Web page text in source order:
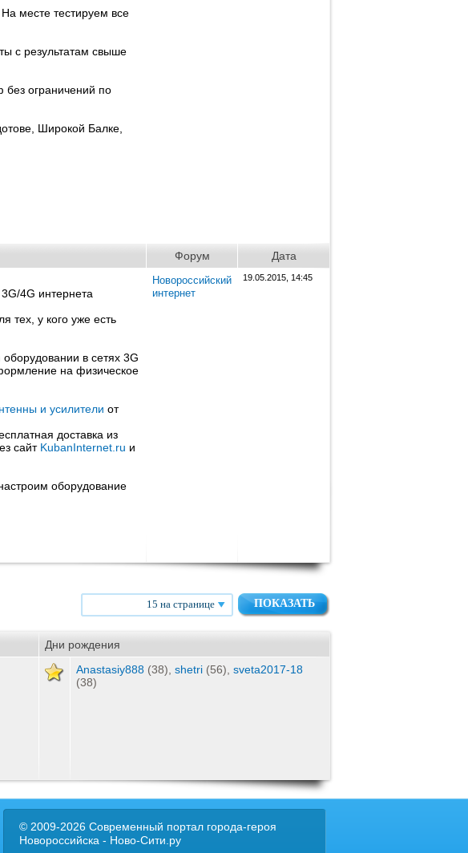
месте тестируем все
с результатам свыше
ограничений по
Широкой Балке,
Форум
Дата
4G интернета
тех, у кого уже есть
в сетях 3G
на физическое
и усилители от
доставка из
сайт KubanInternet.ru и
оборудование
Новороссийский
интернет
19.05.2015, 14:45
15 на странице
Дни рождения
Anastasiy888 (38), shetri (56), sveta2017-18
(38)
© 2009-2026 Современный портал города-героя
Новороссийска - Ново-Сити.ру